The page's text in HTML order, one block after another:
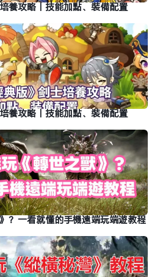
養攻略｜技能加點、裝備配置
養攻略｜技能加點、裝備配置
？一看就懂的手機遠端玩端遊教程